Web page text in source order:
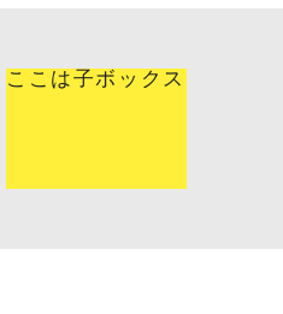
ここは子ボックス